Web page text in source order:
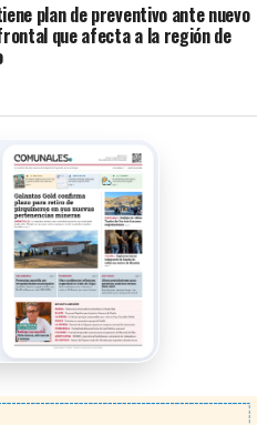
plan de preventivo ante nuevo
que afecta a la región de